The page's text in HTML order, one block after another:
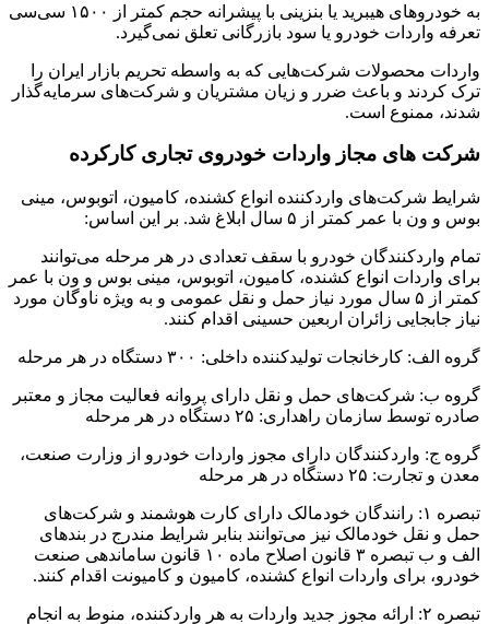
به خودروهای هیبرید یا بنزینی با پیشرانه حجم کمتر از ۱۵۰۰ سی‌سی
تعرفه واردات خودرو یا سود بازرگانی تعلق نمی‌گیرد.
واردات محصولات شرکت‌هایی که به واسطه تحریم بازار ایران را
ترک کردند و باعث ضرر و زیان مشتریان و شرکت‌های سرمایه‌گذار
شدند، ممنوع است.
شرکت های مجاز واردات خودروی تجاری کارکرده
شرایط شرکت‌های واردکننده انواع کشنده، کامیون، اتوبوس، مینی
بوس و ون با عمر کمتر از ۵ سال ابلاغ شد. بر این اساس:
تمام واردکنندگان خودرو با سقف تعدادی در هر مرحله می‌توانند
برای واردات انواع کشنده، کامیون، اتوبوس، مینی بوس و ون با عمر
کمتر از ۵ سال مورد نیاز حمل و نقل عمومی و به ویژه ناوگان مورد
نیاز جابجایی زائران اربعین حسینی اقدام کنند.
گروه الف: کارخانجات تولیدکننده داخلی: ۳۰۰ دستگاه در هر مرحله
گروه ب: شرکت‌های حمل و نقل دارای پروانه فعالیت مجاز و معتبر
صادره توسط سازمان راهداری: ۲۵ دستگاه در هر مرحله
گروه ج: واردکنندگان دارای مجوز واردات خودرو از وزارت صنعت،
معدن و تجارت: ۲۵ دستگاه در هر مرحله
تبصره ۱: رانندگان خودمالک دارای کارت هوشمند و شرکت‌های
حمل و نقل خودمالک نیز می‌توانند بنابر شرایط مندرج در بندهای
الف و ب تبصره ۳ قانون اصلاح ماده ۱۰ قانون ساماندهی صنعت
خودرو، برای واردات انواع کشنده، کامیون و کامیونت اقدام کنند.
تبصره ۲: ارائه مجوز جدید واردات به هر واردکننده، منوط به انجام